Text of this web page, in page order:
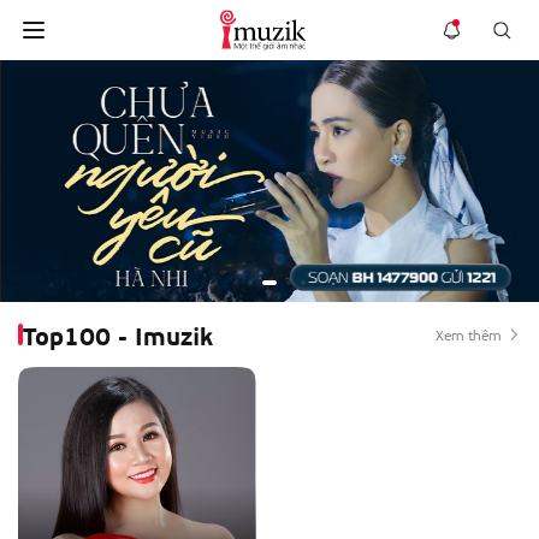
Top100 - Imuzik Xem thêm